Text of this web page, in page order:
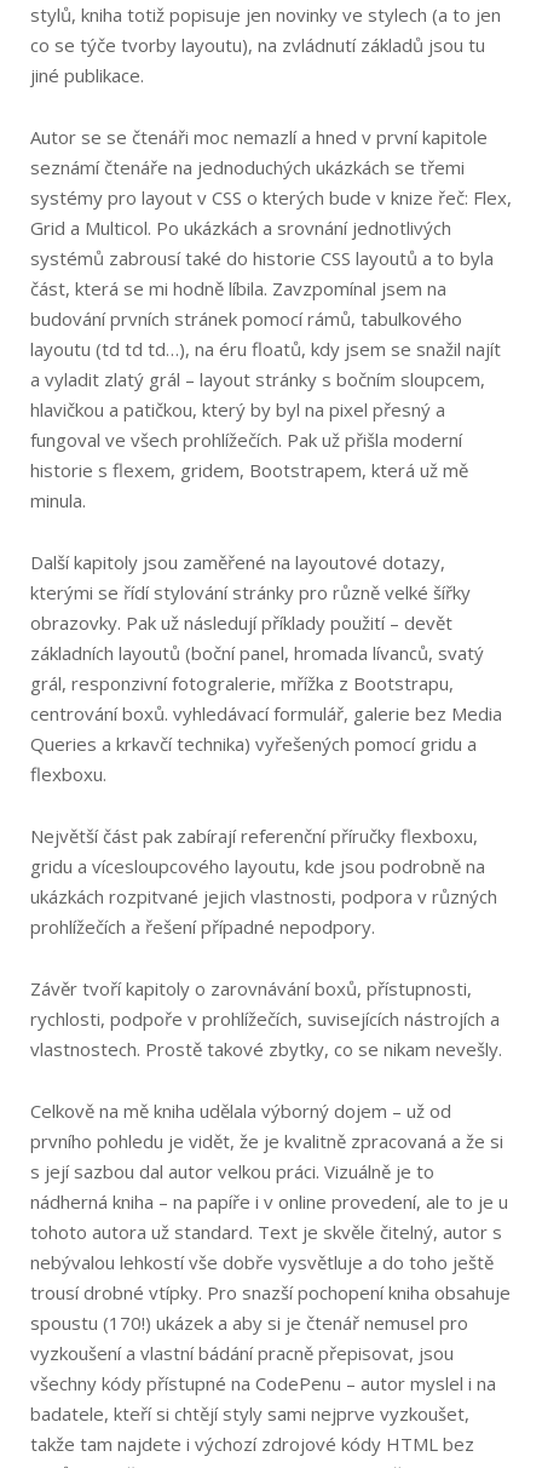
stylů, kniha totiž popisuje jen novinky ve stylech (a to jen
co se týče tvorby layoutu), na zvládnutí základů jsou tu
jiné publikace.
Autor se se čtenáři moc nemazlí a hned v první kapitole
seznámí čtenáře na jednoduchých ukázkách se třemi
systémy pro layout v CSS o kterých bude v knize řeč: Flex,
Grid a Multicol. Po ukázkách a srovnání jednotlivých
systémů zabrousí také do historie CSS layoutů a to byla
část, která se mi hodně líbila. Zavzpomínal jsem na
budování prvních stránek pomocí rámů, tabulkového
layoutu (td td td…), na éru floatů, kdy jsem se snažil najít
a vyladit zlatý grál – layout stránky s bočním sloupcem,
hlavičkou a patičkou, který by byl na pixel přesný a
fungoval ve všech prohlížečích. Pak už přišla moderní
historie s flexem, gridem, Bootstrapem, která už mě
minula.
Další kapitoly jsou zaměřené na layoutové dotazy,
kterými se řídí stylování stránky pro různě velké šířky
obrazovky. Pak už následují příklady použití – devět
základních layoutů (boční panel, hromada lívanců, svatý
grál, responzivní fotogralerie, mřížka z Bootstrapu,
centrování boxů. vyhledávací formulář, galerie bez Media
Queries a krkavčí technika) vyřešených pomocí gridu a
flexboxu.
Největší část pak zabírají referenční příručky flexboxu,
gridu a vícesloupcového layoutu, kde jsou podrobně na
ukázkách rozpitvané jejich vlastnosti, podpora v různých
prohlížečích a řešení případné nepodpory.
Závěr tvoří kapitoly o zarovnávání boxů, přístupnosti,
rychlosti, podpoře v prohlížečích, suvisejících nástrojích a
vlastnostech. Prostě takové zbytky, co se nikam nevešly.
Celkově na mě kniha udělala výborný dojem – už od
prvního pohledu je vidět, že je kvalitně zpracovaná a že si
s její sazbou dal autor velkou práci. Vizuálně je to
nádherná kniha – na papíře i v online provedení, ale to je u
tohoto autora už standard. Text je skvěle čitelný, autor s
nebývalou lehkostí vše dobře vysvětluje a do toho ještě
trousí drobné vtípky. Pro snazší pochopení kniha obsahuje
spoustu (170!) ukázek a aby si je čtenář nemusel pro
vyzkoušení a vlastní bádání pracně přepisovat, jsou
všechny kódy přístupné na CodePenu – autor myslel i na
badatele, kteří si chtějí styly sami nejprve vyzkoušet,
takže tam najdete i výchozí zdrojové kódy HTML bez